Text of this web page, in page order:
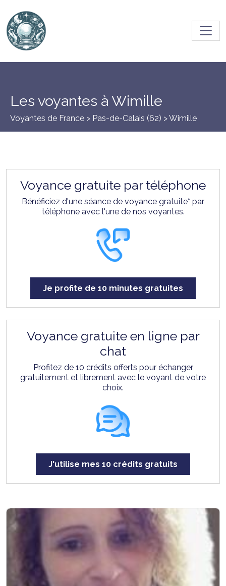
Les voyantes à Wimille
Voyantes de France > Pas-de-Calais (62) > Wimille
Voyance gratuite par téléphone
Bénéficiez d'une séance de voyance gratuite* par
téléphone avec l'une de nos voyantes.
Je profite de 10 minutes gratuites
Voyance gratuite en ligne par
chat
Profitez de 10 crédits offerts pour échanger
gratuitement et librement avec le voyant de votre
choix.
J'utilise mes 10 crédits gratuits